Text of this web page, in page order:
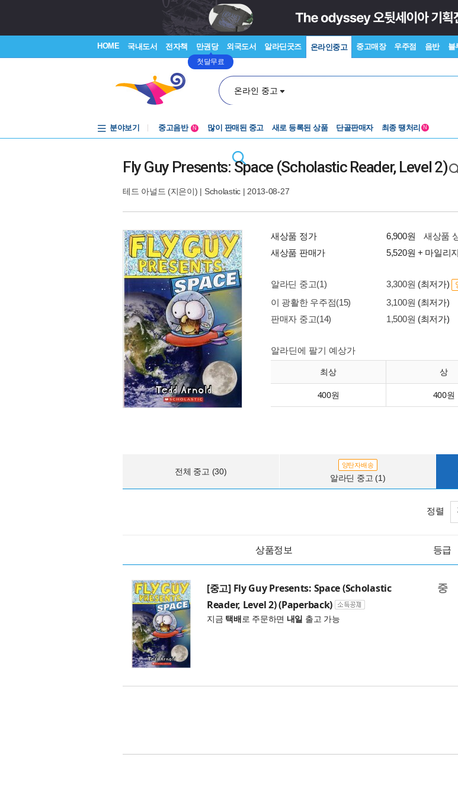
HOME 국내도서 전자책 만권당
첫달무료
외국도서 알라딘굿즈 온라인중고 중고매장 우주점 음반 블
온라인 중고
분야보기
중고음반
N 많이 판매된 중고 새로 등록된 상품 단골판매자 최종 땡처리 N
Fly Guy Presents: Space (Scholastic Reader, Level 2)
테드 아널드 (지은이) | Scholastic | 2013-08-27
새상품 정가 6,900원
새상품
새상품 판매가
5,520원 + 마일리
알라딘 중고(1) 3,300원 (최저가)
이 광활한 우주점(15) 3,100원 (최저가)
판매자 중고(14)
1,500원 (최저가)
알라딘에 팔기 예상가
최상 상
400원 400원
전체 중고 (30)
양탄자배송
알라딘 중고 (1)
정렬
상품정보 등급
[중고] Fly Guy Presents: Space (Scholastic
Reader, Level 2) (Paperback)
지금 택배로 주문하면 내일 출고 가능
중